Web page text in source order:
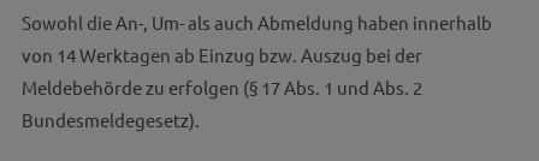
Sowohl die An-, Um- als auch Abmeldung haben innerhalb
von 14 Werktagen ab Einzug bzw. Auszug bei der
Meldebehörde zu erfolgen (§ 17 Abs. 1 und Abs. 2
Bundesmeldegesetz).